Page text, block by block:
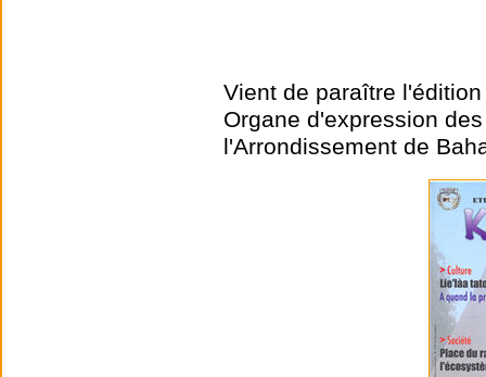
Vient de paraître
Organe d'expression
l'Arrondissement de